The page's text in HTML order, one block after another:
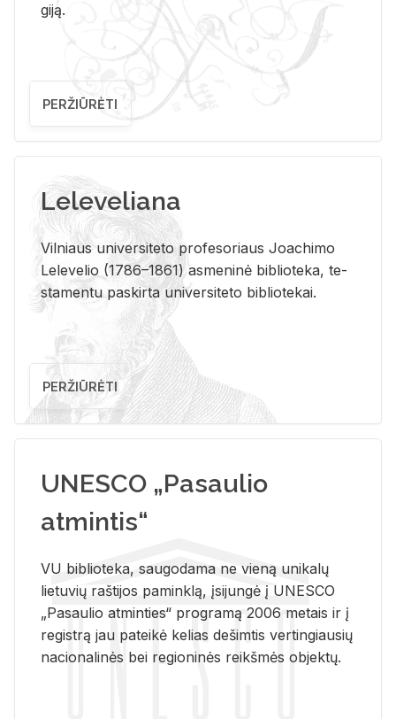
gi­ją.
PERŽIŪRĖTI
Leleveliana
Vil­niaus uni­ver­si­te­to pro­fe­so­riaus Jo­a­chi­mo
Le­le­ve­lio (1786–1861) as­me­ni­nė bi­b­lio­te­ka, te­
sta­men­tu pa­skir­ta uni­ver­si­te­to bi­b­lio­te­kai.
PERŽIŪRĖTI
UNESCO „Pasaulio
atmintis“
VU biblioteka, saugodama ne vieną unikalų
lietuvių raštijos paminklą, įsijungė į UNESCO
„Pasaulio atminties“ programą 2006 metais ir į
registrą jau pateikė kelias dešimtis vertingiausių
nacionalinės bei regioninės reikšmės objektų.